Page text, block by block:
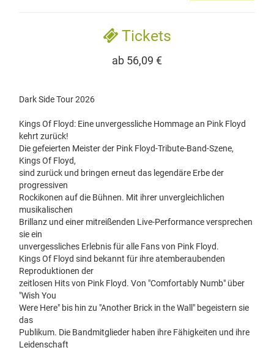
Tickets
ab 56,09 €
Dark Side Tour 2026
Kings Of Floyd: Eine unvergessliche Hommage an Pink Floyd
kehrt zurück!
Die gefeierten Meister der Pink Floyd-Tribute-Band-Szene,
Kings Of Floyd,
sind zurück und bringen erneut das legendäre Erbe der
progressiven
Rockikonen auf die Bühnen. Mit ihrer unvergleichlichen
musikalischen
Brillanz und einer mitreißenden Live-Performance versprechen
sie ein
unvergessliches Erlebnis für alle Fans von Pink Floyd.
Kings Of Floyd sind bekannt für ihre atemberaubenden
Reproduktionen der
zeitlosen Hits von Pink Floyd. Von "Comfortably Numb" über
"Wish You
Were Here" bis hin zu "Another Brick in the Wall" begeistern sie
das
Publikum. Die Bandmitglieder haben ihre Fähigkeiten und ihre
Leidenschaft